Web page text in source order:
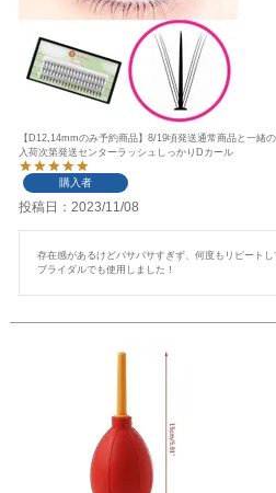
【D12,14mmのみ予約商品】8/19頃発送通常商品と一緒
入荷次第発送センターラッシュしっかりDカール
購入者
投稿日 2023/11/08
存在感があるけどバサバサすぎず、何度もリピートし
ブライダルでも使用しました！